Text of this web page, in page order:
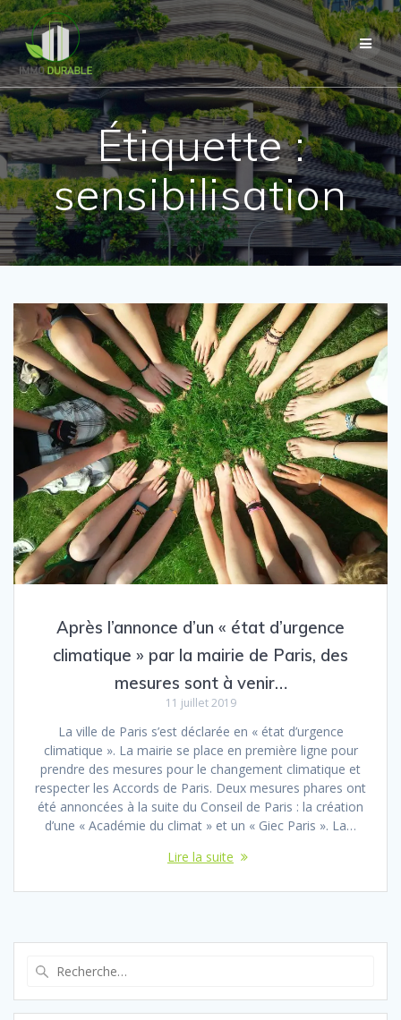
Passer
au
contenu
Étiquette :
sensibilisation
Après l’annonce d’un « état d’urgence
climatique » par la mairie de Paris, des
mesures sont à venir…
11 juillet 2019
La ville de Paris s’est déclarée en « état d’urgence
climatique ». La mairie se place en première ligne pour
prendre des mesures pour le changement climatique et
respecter les Accords de Paris. Deux mesures phares ont
été annoncées à la suite du Conseil de Paris : la création
d’une « Académie du climat » et un « Giec Paris ». La…
Lire la suite
: